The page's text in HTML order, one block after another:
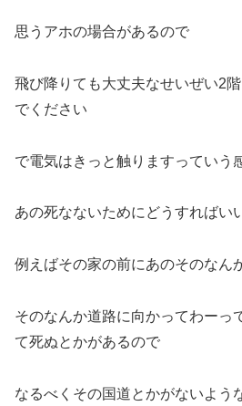
思うアホの場合があるので
飛び降りても大丈夫なせいぜい2
でください
で電気はきっと触りますっていう
あの死なないためにどうすればい
例えばその家の前にあのそのなん
そのなんか道路に向かってわーっ
て死ぬとかがあるので
なるべくその国道とかがないよう